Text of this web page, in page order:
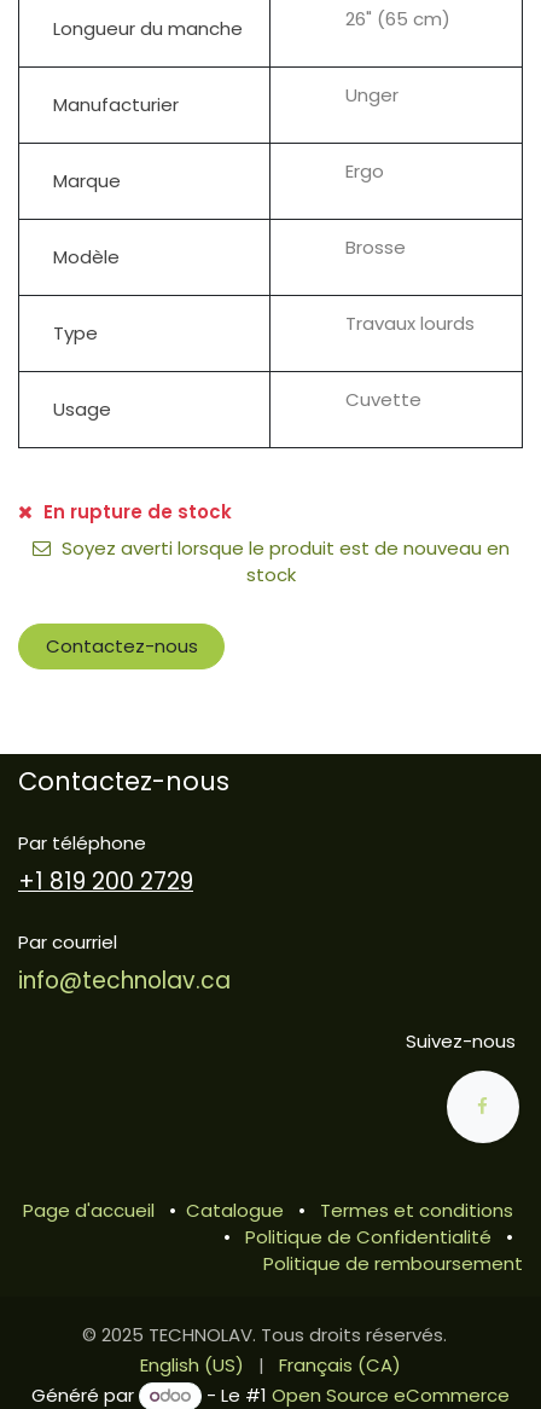
Longueur du manche 26" (65 cm)
Manufacturier Unger
Marque Ergo
Modèle Brosse
Type Travaux lourds
Usage Cuvette
En rupture de stock
Soyez averti lorsque le produit est de nouveau en
stock
Contactez-nous
Contactez-nous
Par téléphone
+1 819 200 2729
Par courriel
info@technolav.ca
Suivez-nous
Page d'accueil • Catalogue •
Termes et conditions
•
Politique de Confidentialité
•
Politique de remboursement
© 2025 TECHNOLAV. Tous droits réservés.
English (US)
|
Français (CA)
Généré par
- Le #1 Open Source eCommerce